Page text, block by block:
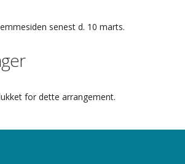
senest d. 10 marts.
for dette arrangement.